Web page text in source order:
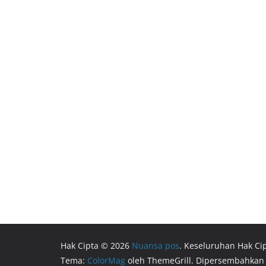
Hak Cipta © 2026 Nuansa pos. Keseluruhan Hak
Tema: ColorMag oleh ThemeGrill. Dipersembahkan